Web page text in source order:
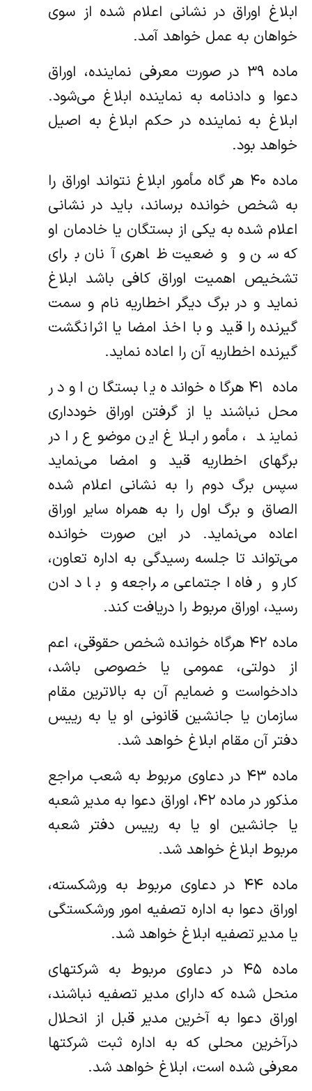
ابلاغ اوراق در نشانی اعلام شده از سوی
خواهان به عمل خواهد آمد.
ماده ۳۹ در صورت معرفی نماینده، اوراق
دعوا و دادنامه به نماینده ابلاغ می‌شود.
ابلاغ به نماینده در حکم ابلاغ به اصیل
خواهد بود.
ماده ۴۰ هر گاه مأمور ابلاغ نتواند اوراق را
به شخص خوانده برساند، باید در نشانی
اعلام شده به یکی از بستگان یا خادمان او
که سن و وضعیت ظاهری آنان برای
تشخیص اهمیت اوراق کافی باشد ابلاغ
نماید و در برگ دیگر اخطاریه نام و سمت
گیرنده را قید و با اخذ امضا یا اثرانگشت
گیرنده اخطاریه آن را اعاده نماید.
ماده ۴۱ هرگاه خوانده یا بستگان او در
محل نباشند یا از گرفتن اوراق خودداری
نمایند ، مأمور ابـلاغ این موضوع را در
برگهای اخطاریه قید و امضا می‌نماید
سپس برگ دوم را به نشانی اعلام شده
الصاق و برگ اول را به همراه سایر اوراق
اعاده می‌نماید. در این صورت خوانده
می‌تواند تا جلسه رسیدگی به اداره تعاون،
کار و رفاه اجتماعی مراجعه و با دادن
رسید، اوراق مربوط را دریافت کند.
ماده ۴۲ هرگاه خوانده شخص حقوقی، اعم
از دولتی، عمومی یا خصوصی باشد،
دادخواست و ضمایم آن به بالاترین مقام
سازمان یا جانشین قانونی او یا به رییس
دفتر آن مقام ابلاغ خواهد شد.
ماده ۴۳ در دعاوی مربوط به شعب مراجع
مذکور در ماده ۴۲، اوراق دعوا به مدیر شعبه
یا جانشین او یا به رییس دفتر شعبه
مربوط ابلاغ خواهد شد.
ماده ۴۴ در دعاوی مربوط به ورشکسته،
اوراق دعوا به اداره تصفیه امور ورشکستگی
یا مدیر تصفیه ابلاغ خواهد شد.
ماده ۴۵ در دعاوی مربوط به شرکتهای
منحل شده که دارای مدیر تصفیه نباشند،
اوراق دعوا به آخرین مدیر قبل از انحلال
درآخرین محلی که به اداره ثبت شرکتها
معرفی شده است، ابلاغ خواهد شد.